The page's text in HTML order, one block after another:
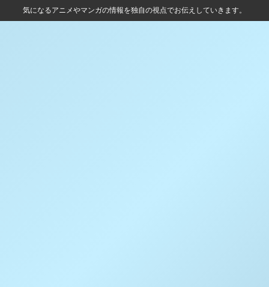
気になるアニメやマンガの情報を独自の視点でお伝えしていきます。